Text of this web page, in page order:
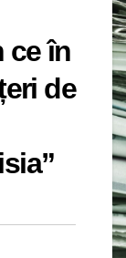
ce în
de